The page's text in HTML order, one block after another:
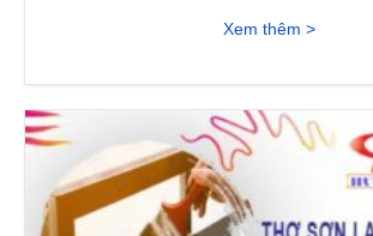
Xem thêm >